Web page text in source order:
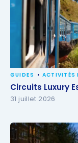
Circuits Luxury
GUIDES ACTIVITÉS
Circuits Luxury
31 juillet 2026